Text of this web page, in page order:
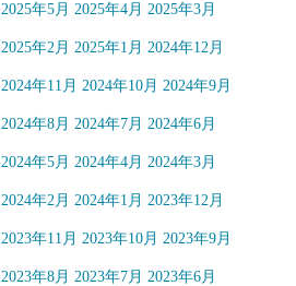
2025年5月 2025年4月 2025年3月
2025年2月 2025年1月 2024年12月
2024年11月 2024年10月 2024年9月
2024年8月 2024年7月 2024年6月
2024年5月 2024年4月 2024年3月
2024年2月 2024年1月 2023年12月
2023年11月 2023年10月 2023年9月
2023年8月 2023年7月 2023年6月